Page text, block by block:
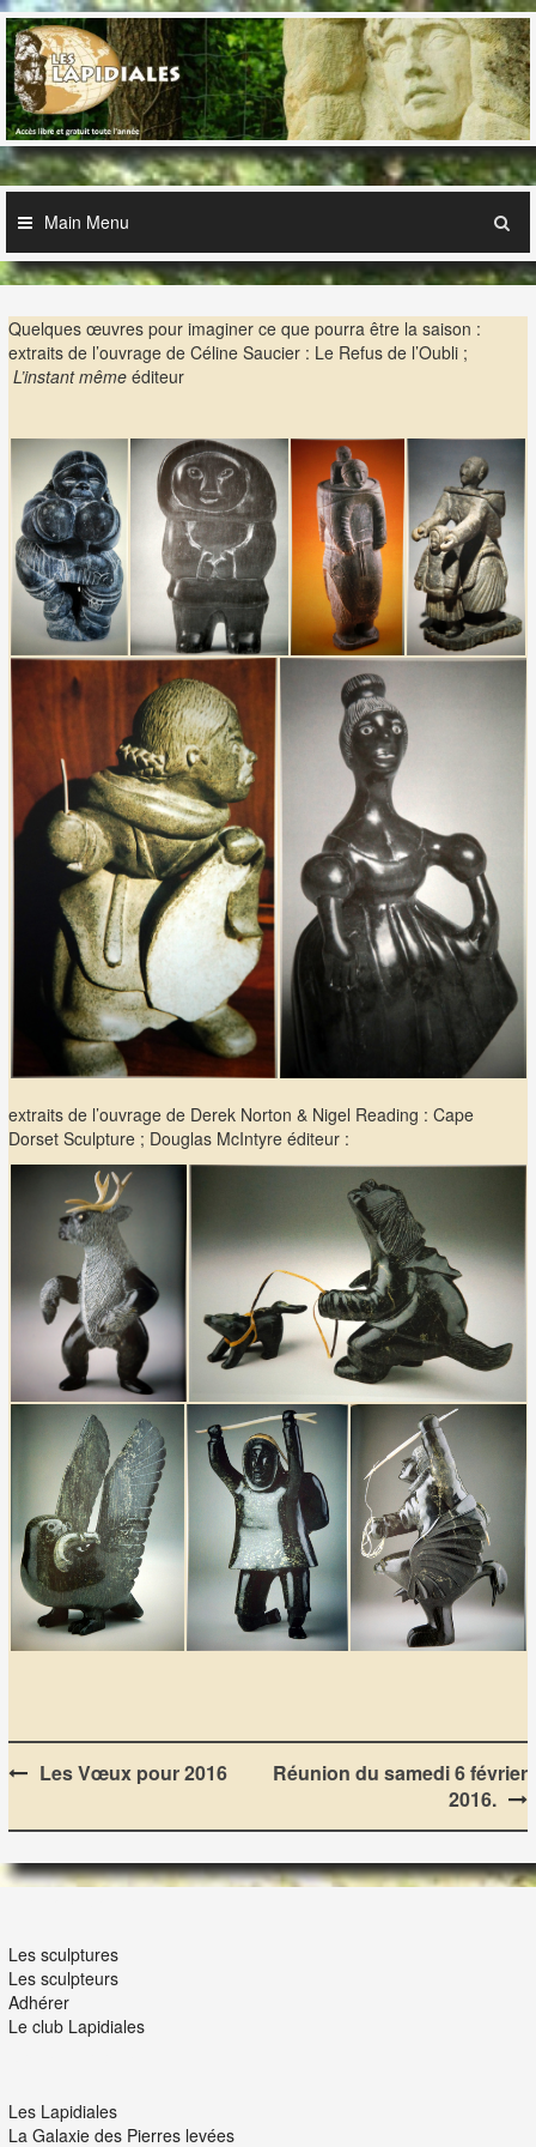
Skip
to
content
Main Menu
Quelques œuvres pour imaginer ce que pourra être la saison :
extraits de l’ouvrage de Céline Saucier : Le Refus de l’Oubli ;
L’instant même éditeur
extraits de l’ouvrage de Derek Norton & Nigel Reading : Cape
Dorset Sculpture ; Douglas McIntyre éditeur :
Post
navigation
Les Vœux pour 2016
Réunion du samedi 6 février
2016.
Les sculptures
Les sculpteurs
Adhérer
Le club Lapidiales
Les Lapidiales
La Galaxie des Pierres levées